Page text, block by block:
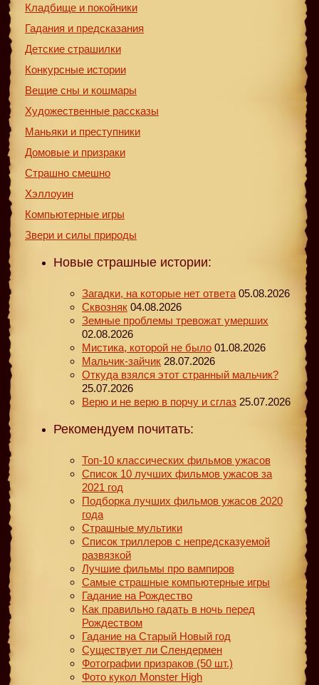
Кладбище и покойники
Гадания и предсказания
Детские страшилки
Конкурсные истории
Вещие сны и кошмары
Художественные рассказы
Маньяки и преступники
Домовые и призраки
Страшно смешно
Хэллоуин
Компьютерные игры
Звери и силы природы
Новые страшные истории:
Загадки, на которые нет ответа 05.08.2026
Сквозняк 04.08.2026
Земные проблемы тревожат умерших
02.08.2026
Мистика, которой не было 01.08.2026
Мальчик-зайчик 28.07.2026
Откуда взялся этот странный мальчик?
25.07.2026
Верю и не верю в порчу и сглаз 25.07.2026
Рекомендуем почитать:
Топ-10 классических фильмов ужасов
Список 10 лучших фильмов ужасов за
2021 год
Подборка лучших фильмов ужасов 2020
года
Страшные мультики
Список триллеров с непредсказуемой
развязкой
Лучшие фильмы про вампиров
Самые страшные компьютерные игры
Гадание на Рождество
Как правильно гадать в ночь перед
Рождеством
Гадание на Старый Новый год
Существует ли Слендермен
Фотографии призраков (50 шт.)
Фото кукол Monster High